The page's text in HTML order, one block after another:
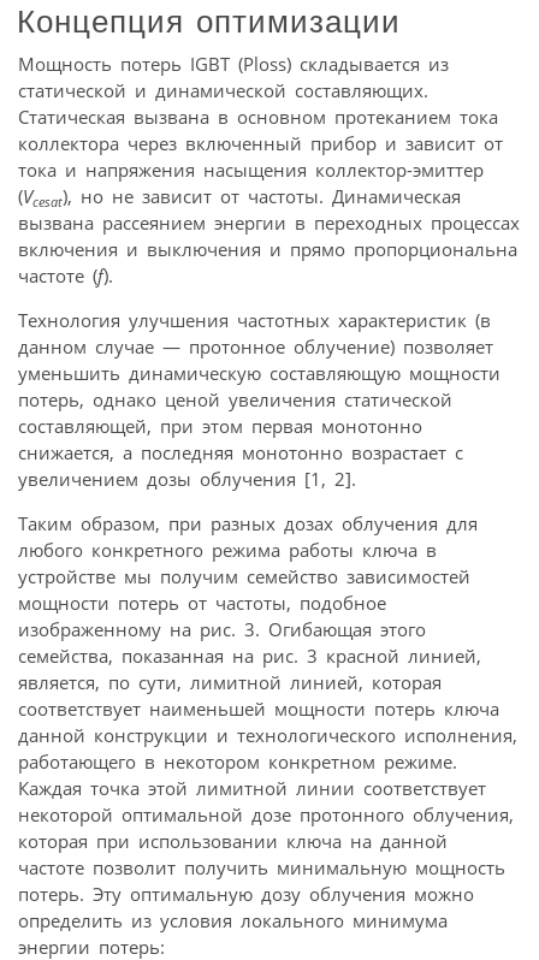
Концепция оптимизации
Мощность потерь IGBT (Ploss) складывается из
статической и динамической составляющих.
Статическая вызвана в основном протеканием тока
коллектора через включенный прибор и зависит от
тока и напряжения насыщения коллектор-эмиттер
(Vcesat), но не зависит от частоты. Динамическая
вызвана рассеянием энергии в переходных процессах
включения и выключения и прямо пропорциональна
частоте (f).
Технология улучшения частотных характеристик (в
данном случае — протонное облучение) позволяет
уменьшить динамическую составляющую мощности
потерь, однако ценой увеличения статической
составляющей, при этом первая монотонно
снижается, а последняя монотонно возрастает с
увеличением дозы облучения [1, 2].
Таким образом, при разных дозах облучения для
любого конкретного режима работы ключа в
устройстве мы получим семейство зависимостей
мощности потерь от частоты, подобное
изображенному на рис. 3. Огибающая этого
семейства, показанная на рис. 3 красной линией,
является, по сути, лимитной линией, которая
соответствует наименьшей мощности потерь ключа
данной конструкции и технологического исполнения,
работающего в некотором конкретном режиме.
Каждая точка этой лимитной линии соответствует
некоторой оптимальной дозе протонного облучения,
которая при использовании ключа на данной
частоте позволит получить минимальную мощность
потерь. Эту оптимальную дозу облучения можно
определить из условия локального минимума
энергии потерь: